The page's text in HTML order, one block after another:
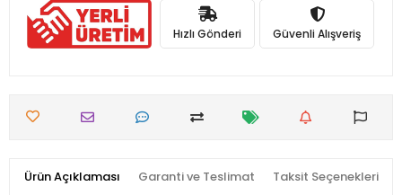
Hızlı Gönderi Güvenli Alışveriş
Ürün Açıklaması Garanti ve Teslimat Taksit Seçenekleri